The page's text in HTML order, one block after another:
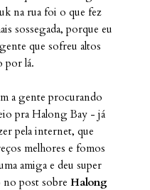
na rua foi o que fez
sossegada, porque eu
que sofreu altos
por lá.
a gente procurando
pra Halong Bay - já
pela internet, que
melhores e fomos
amiga e deu super
no post sobre Halong